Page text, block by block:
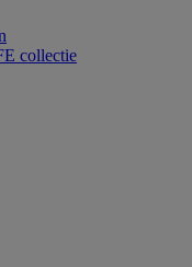
collectie